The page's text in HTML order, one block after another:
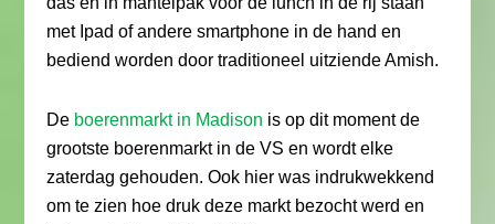
met Ipad of andere smartphone in de hand en
bediend worden door traditioneel uitziende Amish.
De boerenmarkt in Madison is op dit moment de
grootste boerenmarkt in de VS en wordt elke
zaterdag gehouden. Ook hier was indrukwekkend
om te zien hoe druk deze markt bezocht werd en